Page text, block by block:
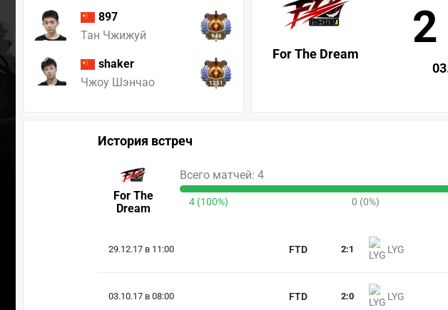
897
Тан Чжижуй
946
shaker
Чжоу Шэнчао
1251
For The Dream
2
История встреч
For The
Dream
Всего матчей: 4
4 (100%) 0 (0%)
29.12.17 в 11:00 FTD LYG
2:1
03.10.17 в 08:00 FTD LYG
2:0